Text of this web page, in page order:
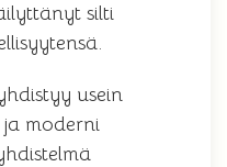
silti
usein
ja moderni